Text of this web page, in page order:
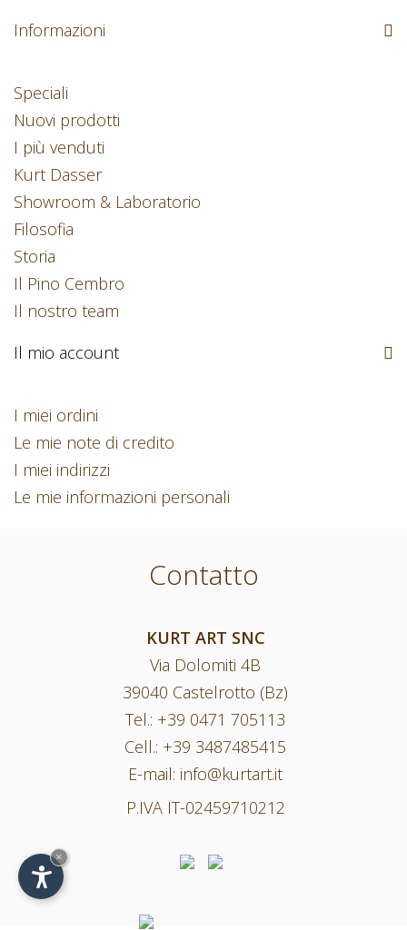
Informazioni
Speciali
Nuovi prodotti
I più venduti
Kurt Dasser
Showroom & Laboratorio
Filosofia
Storia
Il Pino Cembro
Il nostro team
Il mio account
I miei ordini
Le mie note di credito
I miei indirizzi
Le mie informazioni personali
Contatto
KURT ART SNC
Via Dolomiti 4B
39040 Castelrotto (Bz)
Tel.: +39 0471 705113
Cell.: +39 3487485415
E-mail: info@kurtart.it
P.IVA IT-02459710212
×